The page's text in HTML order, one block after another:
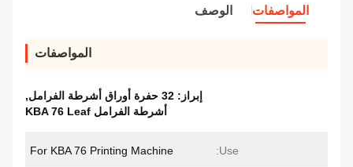
المواصفات الوصف
المواصفات
إبراز: 32 حفرة أوراق أشرطة الفرامل
,
أشرطة الفرامل KBA 76 Leaf
Use:
For KBA 76 Printing Machine